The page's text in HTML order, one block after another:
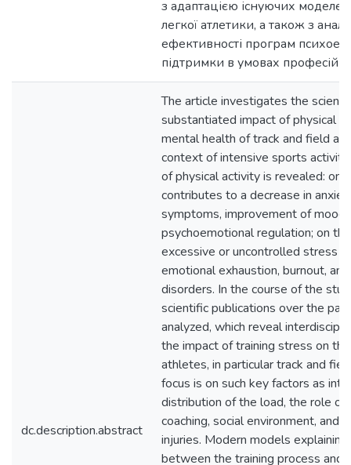
з адаптацією існуючих
легкої атлетики, а також з
ефективності програм
підтримки в умовах
dc.description.abstract
The article investigates the
substantiated impact of physical
mental health of track and field
context of intensive sports
of physical activity is revealed: on
contributes to a decrease in
symptoms, improvement of mood
psychoemotional regulation; on
excessive or uncontrolled stress
emotional exhaustion, burnout,
disorders. In the course of the
scientific publications over the
analyzed, which reveal
the impact of training stress on
athletes, in particular track and
focus is on such key factors as
distribution of the load, the role of
coaching, social environment, and
injuries. Modern models
between the training process and